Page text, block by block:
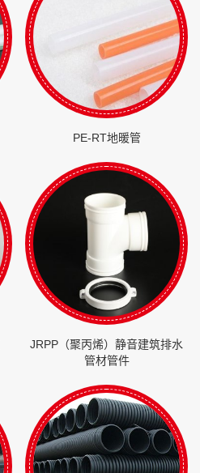
PE-RT地暖管
JRPP（聚丙烯）静音建筑排水
管材管件